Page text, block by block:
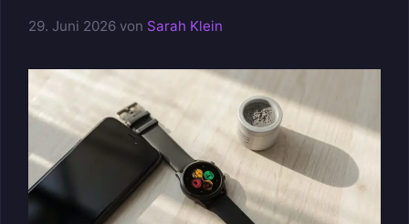
29. Juni 2026 von Sarah Klein